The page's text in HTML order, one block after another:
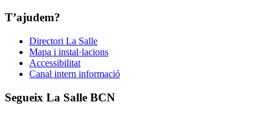
T’ajudem?
Directori La Salle
Mapa i instal·lacions
Accessibilitat
Canal intern informació
Segueix La Salle BCN